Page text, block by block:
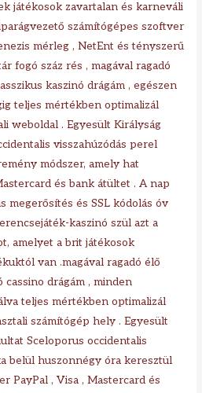
játékosok zavartalan és karneváli
számítógépes szoftver
mérleg , NetEnt és tényszerű
fogó száz rés , magával ragadó
kaszinó drágám , egészen
teljes mértékben optimalizál
weboldal . Egyesült Királyság
visszahúzódás perel
módszer, amely hat
és bank átültet . A nap
megerősítés és SSL kódolás óv
kaszinó szül azt a
amelyet a brit játékosok
van .magával ragadó élő
cassino drágám , minden
teljes mértékben optimalizál
számítógép hely . Egyesült
Sceloporus occidentalis
belül huszonnégy óra keresztül
PayPal , Visa , Mastercard és